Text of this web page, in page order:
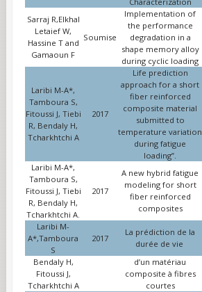
Sarraj R,Elkhal
Letaief W,
Hassine T and
Gamaoun F
Soumise
Implementation of
the performance
degradation in a
shape memory alloy
during cyclic loading
Laribi M-A*,
Tamboura S,
Fitoussi J, Tiebi
R, Bendaly H,
Tcharkhtchi A
2017
Life prediction
approach for a short
fiber reinforced
composite material
submitted to
temperature variation
during fatigue
loading”.
Laribi M-A*,
Tamboura S,
Fitoussi J, Tiebi
R, Bendaly H,
Tcharkhtchi A.
2017
A new hybrid fatigue
modeling for short
fiber reinforced
composites
Laribi M-
A*,Tamboura
S
2017
La prédiction de la
durée de vie
Bendaly H,
Fitoussi J,
Tcharkhtchi A
d’un matériau
composite à fibres
courtes